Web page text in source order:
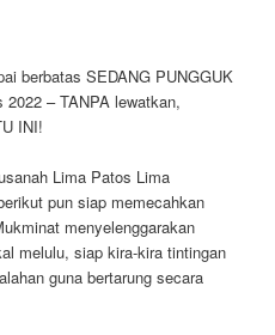
berbatas SEDANG PUNGGUK
– TANPA lewatkan,
INI!
Lima Patos Lima
pun siap memecahkan
menyelenggarakan
melulu, siap kira-kira tintingan
guna bertarung secara